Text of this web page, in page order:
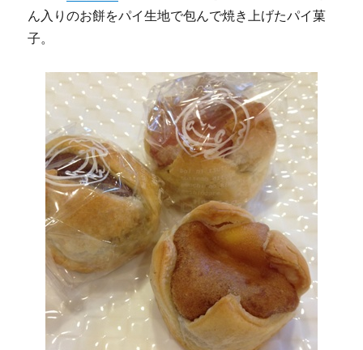
ん入りのお餅をパイ生地で包んで焼き上げたパイ菓
子。